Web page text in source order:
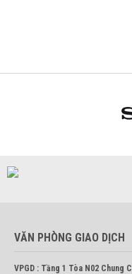
VĂN PHÒNG GIAO DỊCH
VPGD : Tầng 1 Tòa N02 Chung